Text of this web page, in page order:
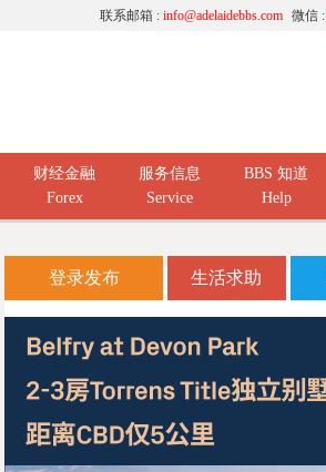
微信 :
联系邮箱 : info@adelaidebbs.com
财经金融
Forex
服务信息
Service
BBS 知道
Help
登录发布 生活求助